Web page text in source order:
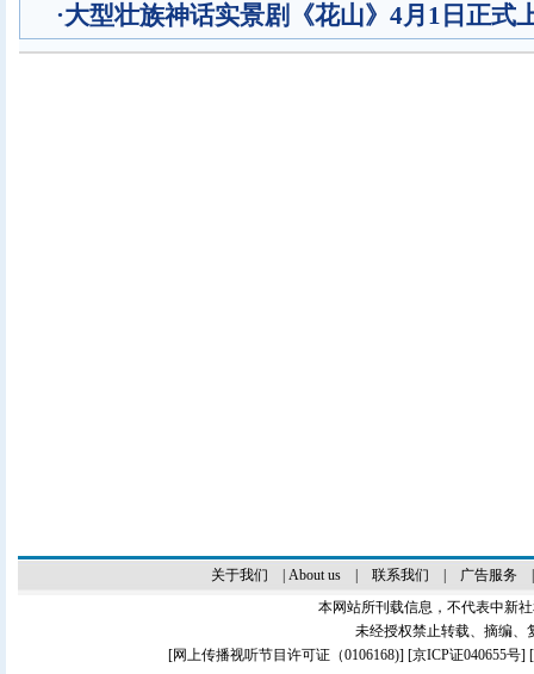
·大型壮族神话实景剧《花山》4月1日正式
关于我们 About us| 联系我们 广告服务
本网站所刊载信息，不代表中新
未经授权禁止转载、摘编、
[网上传播视听节目许可证（0106168)] [京ICP证040655号]